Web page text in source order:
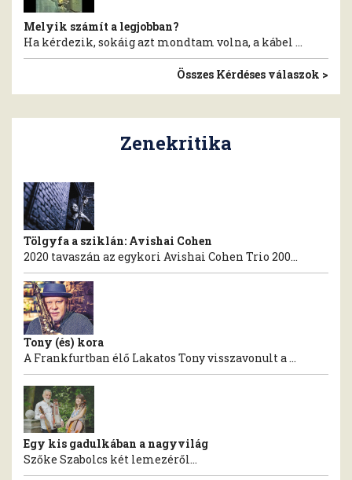
Melyik számít a legjobban?
Ha kérdezik, sokáig azt mondtam volna, a kábel ...
Összes Kérdéses válaszok >
Zenekritika
Tölgyfa a sziklán: Avishai Cohen
2020 tavaszán az egykori Avishai Cohen Trio 200...
Tony (és) kora
A Frankfurtban élő Lakatos Tony visszavonult a ...
Egy kis gadulkában a nagyvilág
Szőke Szabolcs két lemezéről...